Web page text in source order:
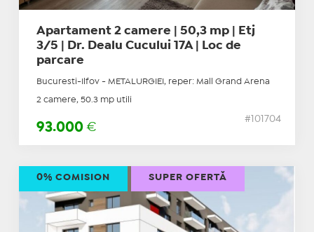
Apartament 2 camere | 50,3 mp | Etj
3/5 | Dr. Dealu Cucului 17A | Loc de
parcare
Bucuresti-Ilfov - METALURGIEI, reper: Mall Grand Arena
2 camere, 50.3 mp utili
93.000 €
#101704
0% COMISION SUPER OFERTĂ